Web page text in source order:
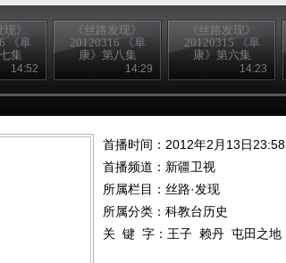
现》
《阜
集
14:52
《丝路发现》
20120316 《阜
康》第八集
14:29
《丝路发现》
20120315 《阜
康》第六集
14:23
首播时间：2012年2月13日23:58
首播频道： 新疆卫视
所属栏目： 丝路·发现
所属分类：科教台历史
关 键 字： 王子 赖丹 屯田之地